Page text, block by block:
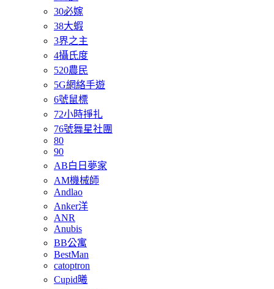
30必嫁
38大蝦
3界之主
4攝氏度
520農民
5G網絡手遊
6號鼠標
72小時掙扎
76號舞星社團
80
90
AB白日夢家
AM機械師
Andlao
Anker洋
ANR
Anubis
BB公寓
BestMan
catoptron
Cupid曦